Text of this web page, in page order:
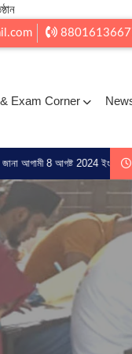
Exam Corner
2024 ইং মধ্য রেজিট্রেশন